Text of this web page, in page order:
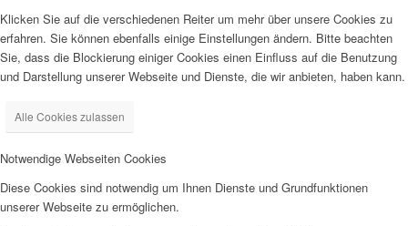
Klicken Sie auf die verschiedenen Reiter um mehr über unsere Cookies zu
erfahren. Sie können ebenfalls einige Einstellungen ändern. Bitte beachten
Sie, dass die Blockierung einiger Cookies einen Einfluss auf die Benutzung
und Darstellung unserer Webseite und Dienste, die wir anbieten, haben kann.
Alle Cookies zulassen
Notwendige Webseiten Cookies
Diese Cookies sind notwendig um Ihnen Dienste und Grundfunktionen
unserer Webseite zu ermöglichen.